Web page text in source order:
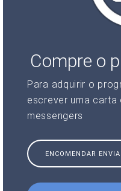
Compre o
Para adquirir o
escrever uma carta
messengers
ENCOMENDAR